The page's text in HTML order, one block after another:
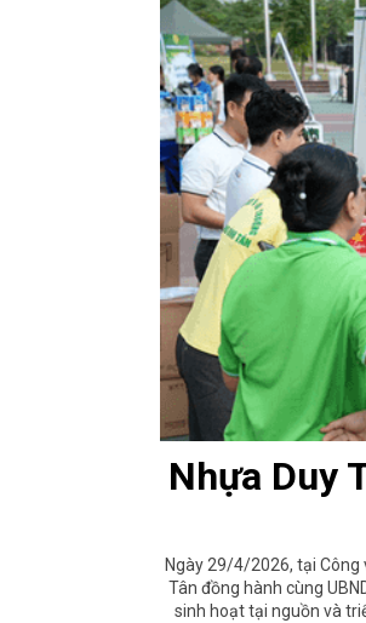
Nhựa Duy
Ngày 29/4/2026, tại Công
Tân đồng hành cùng
sinh hoạt tại nguồn và